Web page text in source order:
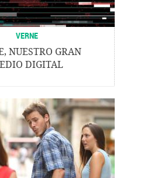
VERNE
NUESTRO GRAN
DIGITAL